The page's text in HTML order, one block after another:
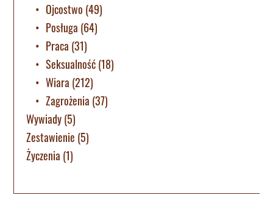
Ojcostwo (49)
Posługa (64)
Praca (31)
Seksualność(18)
Wiara (212)
Zagrożenia (37)
Wywiady(5)
Zestawienie (5)
Życzenia (1)